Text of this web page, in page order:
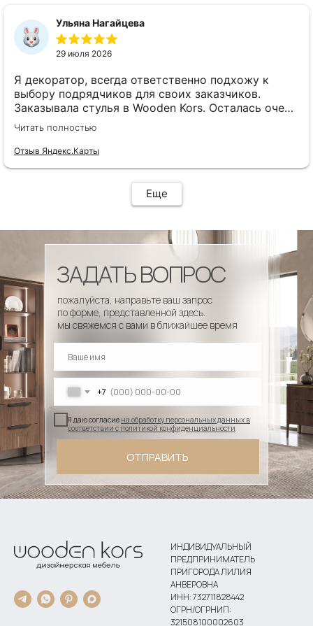
Ульяна Нагайцева
29 июля 2026
Я декоратор, всегда ответственно подхожу к
выбору подрядчиков для своих заказчиков.
Заказывала стулья в Wooden Kors. Осталась очень
довольна качеством, скоростью исполнения,
доставкой! А особенно
клиентоориентированностью менеджеров. Все
удобством гостей! Особенно приятно было то, что
по запросу выслали образцы тканей обивки и я
сочетающееся с основным текстилем ресторана.
Читать полностью
Отзыв Яндекс.Карты
Еще
+7
Я даю согласие на обработку персональных данных в
соответствии с политикой конфиденциальности
ОТПРАВИТЬ
пожалуйста, направьте ваш запрос
по форме, представленной здесь.
мы свяжемся с вами в ближайшее время
ЗАДАТЬ ВОПРОС
ИНДИВИДУАЛЬНЫЙ
ПРЕДПРИНИМАТЕЛЬ
ПРИГОРОДА ЛИЛИЯ
АНВЕРОВНА
ИНН: 732711828442
ОГРН/ОГРНИП:
321508100002603